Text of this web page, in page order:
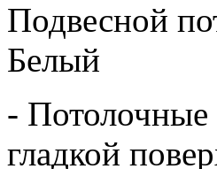
Подвесной
Белый
- Потолочные
гладкой